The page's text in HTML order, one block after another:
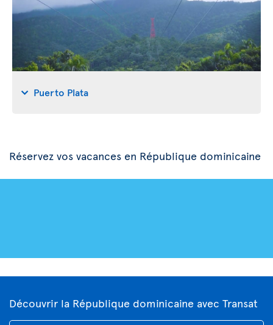
Puerto Plata
Réservez vos vacances en République dominicaine
Découvrir la République dominicaine avec Transat